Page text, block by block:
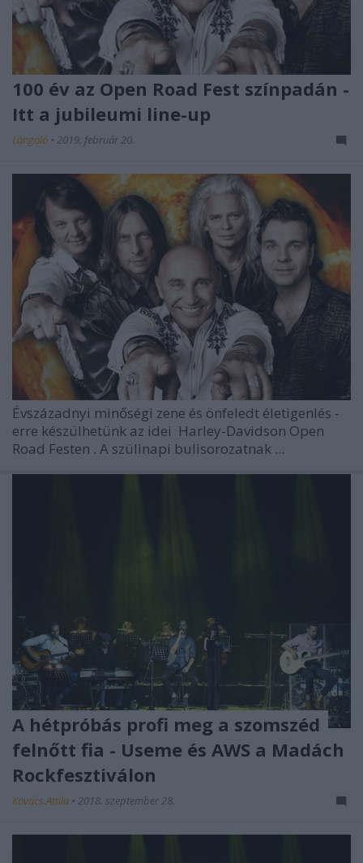
100 év az Open Road Fest színpadán -
Itt a jubileumi line-up
Lángoló • 2019. február 20.
Évszázadnyi minőségi zene és önfeledt életigenlés -
erre készülhetünk az idei Harley-Davidson Open
Road Festen . A szülinapi bulisorozatnak ...
A hétpróbás profi meg a szomszéd
felnőtt fia - Useme és AWS a Madách
Rockfesztiválon
Kovács.Attila • 2018. szeptember 28.